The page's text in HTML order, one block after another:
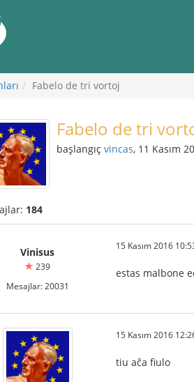
Fabelo de tri vortoj
Fabelo de tri
başlangıç vincas, 11 Kasım
184
Vinisus
239
Mesajlar: 20031
15 Kasım 2016
estas malbone
15 Kasım 2016
tiu aĉa fiulo